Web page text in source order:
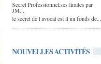
Secret Professionnel:ses limites par
JM...
le secret de l avocat est il un fonds de...
NOUVELLES ACTIVITÉS